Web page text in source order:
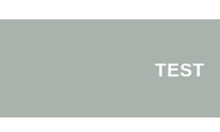
TEST